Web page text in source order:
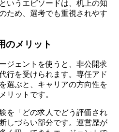
いうエピソードは、机上の知
ため、選考でも重視されやす
のメリット
ジェントを使うと、非公開求
行を受けられます。専任アド
選ぶと、キャリアの方向性を
リットです。
を「どの求人でどう評価され
しづらい部分です。運営歴が